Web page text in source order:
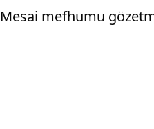
Mesai mefhumu